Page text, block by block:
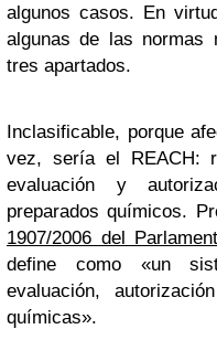
algunos casos. En
algunas de las normas
tres apartados.
Inclasificable, porque
vez, sería el REACH:
evaluación y
preparados químicos.
1907/2006 del
define como «un
evaluación,
químicas».